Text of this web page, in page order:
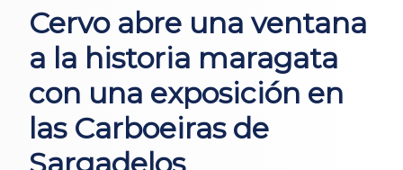
Cervo abre una ventana
a la historia maragata
con una exposición en
las Carboeiras de